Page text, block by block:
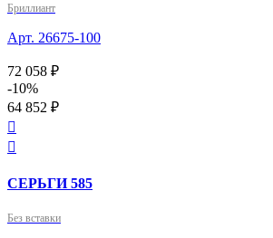
Бриллиант
Арт. 26675-100
72 058 ₽
-10%
64 852 ₽


СЕРЬГИ 585
Без вставки